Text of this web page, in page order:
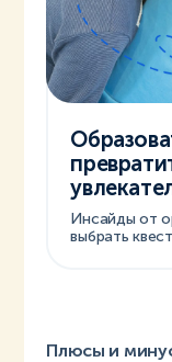
Инсайды от
выбрать
Плюсы и